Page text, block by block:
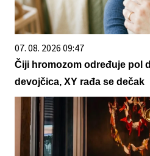
07. 08. 2026 09:47
Čiji hromozom određuje pol
devojčica, XY rađa se dečak